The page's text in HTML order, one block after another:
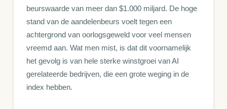
beurswaarde van meer dan $1.000 miljard. De hoge
stand van de aandelenbeurs voelt tegen een
achtergrond van oorlogsgeweld voor veel mensen
vreemd aan. Wat men mist, is dat dit voornamelijk
het gevolg is van hele sterke winstgroei van AI
gerelateerde bedrijven, die een grote weging in de
index hebben.